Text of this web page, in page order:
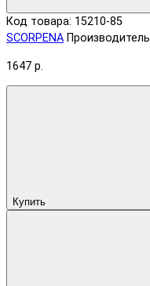
Код товара: 15210-85
SCORPENA Производитель
1647 р.
Купить